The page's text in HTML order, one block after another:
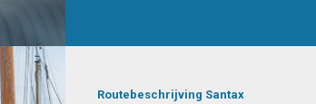
Routebeschrijving Santax